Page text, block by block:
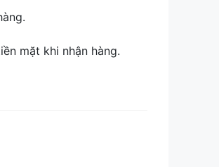
mặt khi nhận hàng.